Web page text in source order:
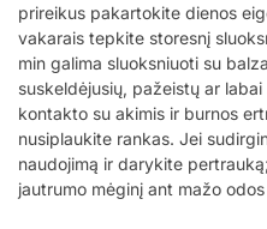
prireikus pakartokite dienos
vakarais tepkite storesnį
min galima sluoksniuoti su
suskeldėjusių, pažeistų ar
kontakto su akimis ir burnos
nusiplaukite rankas. Jei
naudojimą ir darykite
jautrumo mėginį ant mažo